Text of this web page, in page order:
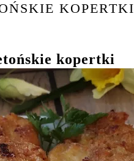
KOPERTKI
kopertki